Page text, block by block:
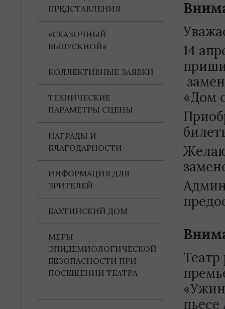
14
«Дом
Театр
ПРЕДСТАВЛЕНИЯ
«СКАЗОЧНЫЙ
ВЫПУСКНОЙ»
КОЛЛЕКТИВНЫЕ ЗАЯВКИ
ТЕХНИЧЕСКИЕ
ПАРАМЕТРЫ СЦЕНЫ
НАГРАДЫ И
БЛАГОДАРНОСТИ
ИНФОРМАЦИЯ ДЛЯ
ЗРИТЕЛЕЙ
БАХТИНСКИЙ ДОМ
МЕРЫ
ЭПИДЕМИОЛОГИЧЕСКОЙ
БЕЗОПАСНОСТИ ПРИ
ПОСЕЩЕНИИ ТЕАТРА